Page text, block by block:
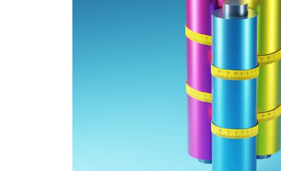
Oznámenia a pozvánky
Etikety a samolepky
Prevádzky a označovanie